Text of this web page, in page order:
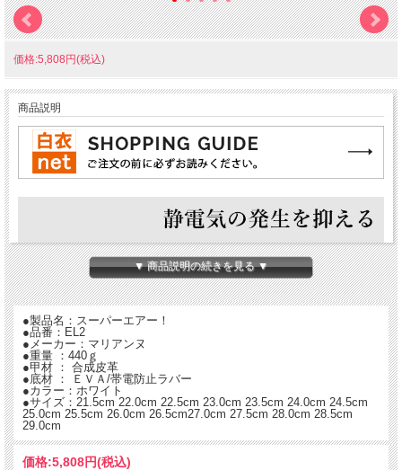
価格:5,808円(税込)
商品説明
▼ 商品説明の続きを見る ▼
●製品名：スーパーエアー！
●品番：EL2
●メーカー：マリアンヌ
●重量 ：440ｇ
●甲材 ： 合成皮革
●底材 ： ＥＶＡ/帯電防止ラバー
●カラー：ホワイト
●サイズ：21.5cm 22.0cm 22.5cm 23.0cm 23.5cm 24.0cm 24.5cm
25.0cm 25.5cm 26.0cm 26.5cm27.0cm 27.5cm 28.0cm 28.5cm
29.0cm
価格:5,808円(税込)